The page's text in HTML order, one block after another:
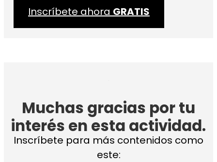
Inscríbete ahora GRATIS
Muchas gracias por tu
interés en esta actividad.
Inscríbete para más contenidos como
este: